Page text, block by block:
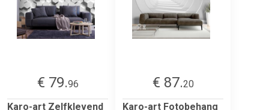
€ 79.96
Karo-art Zelfklevend
€ 87.20
Karo-art Fotobehang